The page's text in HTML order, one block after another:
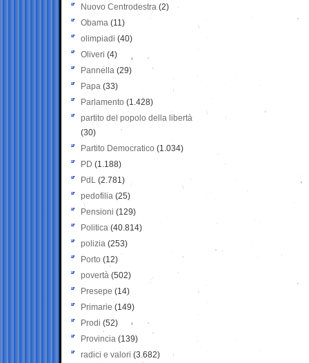
Nuovo Centrodestra (2)
Obama (11)
olimpiadi (40)
Oliveri (4)
Pannella (29)
Papa (33)
Parlamento (1.428)
partito del popolo della libertà
(30)
Partito Democratico (1.034)
PD (1.188)
PdL (2.781)
pedofilia (25)
Pensioni (129)
Politica (40.814)
polizia (253)
Porto (12)
povertà (502)
Presepe (14)
Primarie (149)
Prodi (52)
Provincia (139)
radici e valori (3.682)